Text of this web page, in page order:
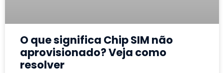
O que significa Chip SIM não
aprovisionado? Veja como
resolver